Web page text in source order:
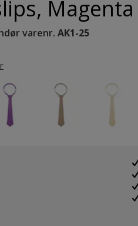
Magenta
varenr. AK1-25